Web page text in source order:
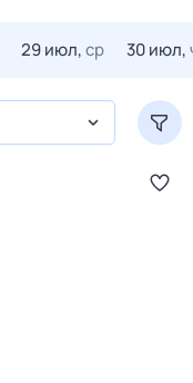
29 июл,ср 30 июл,